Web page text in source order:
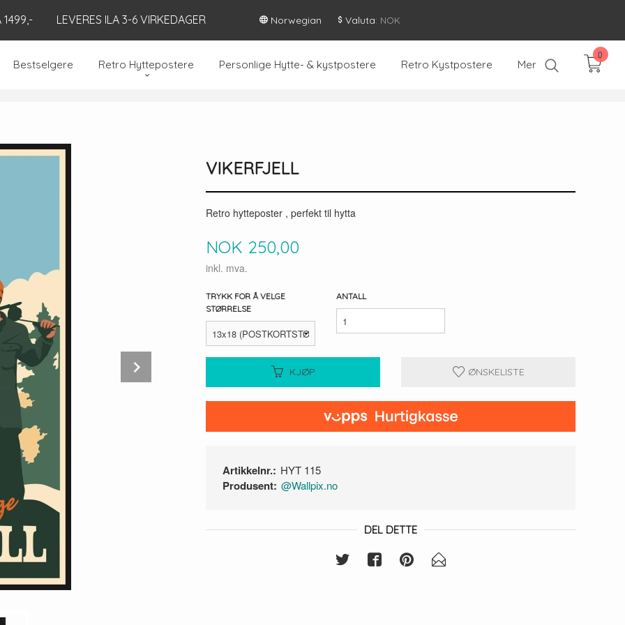
1499,- LEVERES ILA 3-6 VIRKEDAGER Norwegian Valuta: NOK
Bestselgere Retro Hyttepostere Personlige Hytte- & kystpostere Retro Kystpostere Mer
0
VIKERFJELL
Retro hytteposter , perfekt til hytta
Pris
NOK 250,00
inkl. mva.
TRYKK FOR Å VELGE
STØRRELSE
ANTALL
KJØP ØNSKELISTE
Artikkelnr.: HYT 115
Produsent: @Wallpix.no
DEL DETTE